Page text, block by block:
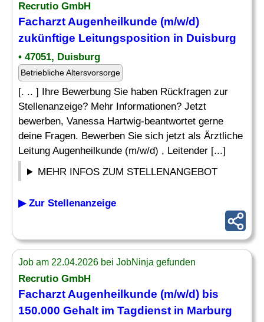
Recrutio GmbH
Facharzt Augenheilkunde (m/w/d)
zukünftige Leitungsposition in Duisburg
• 47051, Duisburg
Betriebliche Altersvorsorge
[. .. ] Ihre Bewerbung Sie haben Rückfragen zur
Stellenanzeige? Mehr Informationen? Jetzt
bewerben, Vanessa Hartwig-beantwortet gerne
deine Fragen. Bewerben Sie sich jetzt als Ärztliche
Leitung Augenheilkunde (m/w/d) , Leitender [...]
MEHR INFOS ZUM STELLENANGEBOT
▶ Zur Stellenanzeige
Job am 22.04.2026 bei JobNinja gefunden
Recrutio GmbH
Facharzt Augenheilkunde (m/w/d) bis
150.000 Gehalt im Tagdienst in Marburg